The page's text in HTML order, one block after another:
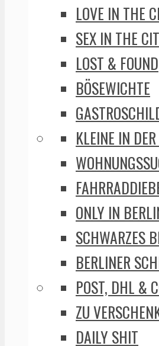
LOVE IN THE
SEX IN THE
LOST & FOUND
BÖSEWICHTE
KLEINE IN DER
ONLY IN
SCHWARZES
BERLINER
POST, DHL &
ZU
DAILY SHIT